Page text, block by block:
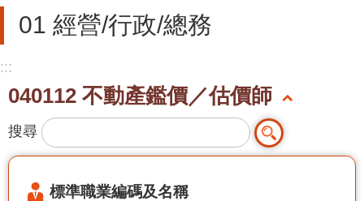
01 經營/行政/總務
:::
040112 不動產鑑價／估價師
搜尋
標準職業編碼及名稱